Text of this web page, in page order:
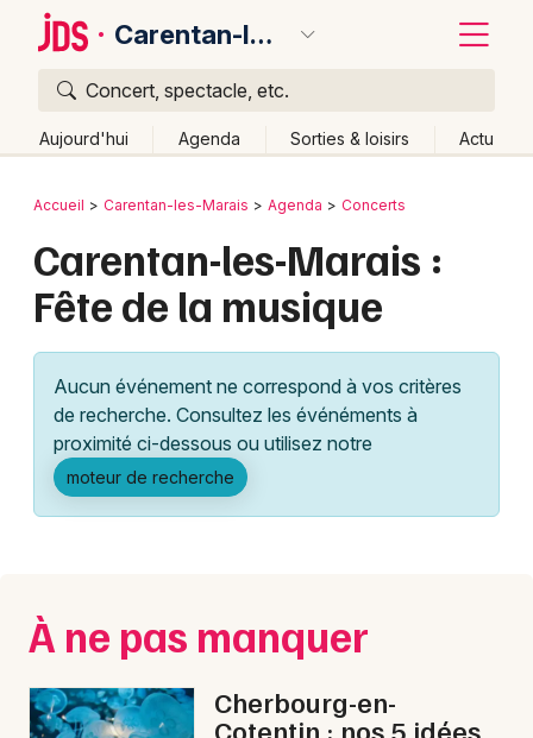
Carentan-les-Marais
Concert, spectacle, etc.
Aujourd'hui Agenda Sorties & loisirs Actu
Publier un événement
Grands événements
Activité & Expérience
Manifestations
Foires & salons
Concerts
Sports
Bordeaux
Colmar
Lille
Lyon
Marseille
Mulhouse
Nice
Paris
Retour
Accueil Carentan-les-Marais Agenda Concerts
Carentan-les-Marais :
Fête de la musique
Aucun événement ne correspond à vos critères
de recherche. Consultez les événéments à
proximité ci-dessous ou utilisez notre
moteur de recherche
À ne pas manquer
Cherbourg-en-
Cotentin : nos 5 idées
Quoi ?
Où ?
Basse-Normandie
Partout
Près de moi
Changer de lieu
Aujourd'hui
Demain Ce week-end Autre